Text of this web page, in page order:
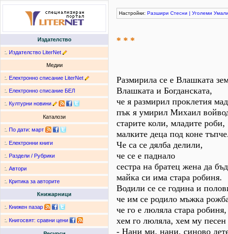
Издателство
:. Издателство LiterNet
Медии
:. Електронно списание LiterNet
:. Електронно списание БЕЛ
:. Културни новини
Каталози
:. По дати: март
:. Електронни книги
:. Раздели / Рубрики
:. Автори
:. Критика за авторите
Книжарници
:. Книжен пазар
:. Книгосвят: сравни цени
Настройки: Разшири Стесни | Уголеми Умали
* * *
Размирила се е Влашката
Влашката и Богданската,
че я размирил проклетия
пък я умирил Михаил
старите коли, младите роби,
малките деца под коне
Че са се дялба делили,
че се е паднало
сестра на братец жена да
майка си има стара робиня.
Водили се се година и
че им се родило мъжка
че го е люляла стара робиня,
хем го люляла, хем му песен
- Нани ми, нани, синово